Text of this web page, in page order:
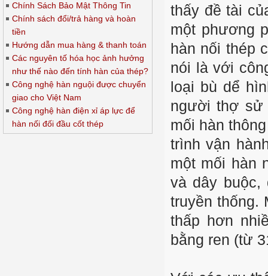
Chính Sách Bảo Mật Thông Tin
Chính sách đổi/trả hàng và hoàn
tiền
Hướng dẫn mua hàng & thanh toán
Các nguyên tố hóa học ảnh hưởng
như thế nào đến tính hàn của thép?
Công nghệ hàn nguội được chuyển
giao cho Việt Nam
Công nghệ hàn điện xỉ áp lực để
hàn nối đối đầu cốt thép
thấy đề tài
một phương
hàn nối thép
nói là với
loại bù dể
người thợ sử
mối hàn
trình vận
một mối hàn
và dây
truyền thống.
thấp hơn
bằng ren (từ